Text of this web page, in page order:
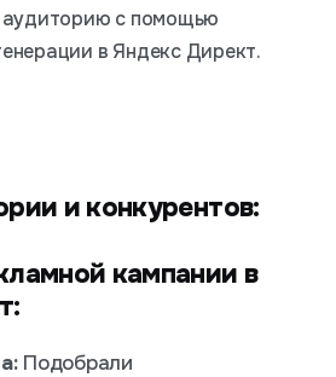
аудиторию с помощью
в Яндекс Директ.
и конкурентов:
кампании в
Подобрали